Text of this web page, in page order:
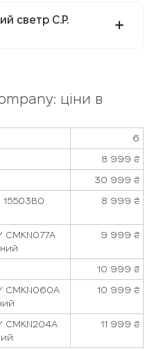
светр C.P.
ціни в
6
8 999 ₴
30 999 ₴
15503B0
8 999 ₴
CMKN077A
9 999 ₴
10 999 ₴
CMKN060A
10 999 ₴
CMKN204A
11 999 ₴